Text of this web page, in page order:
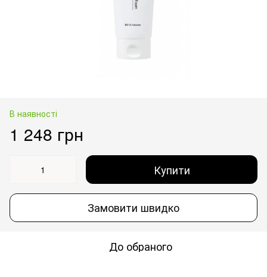
В наявності
1 248 грн
Купити
Замовити швидко
До обраного